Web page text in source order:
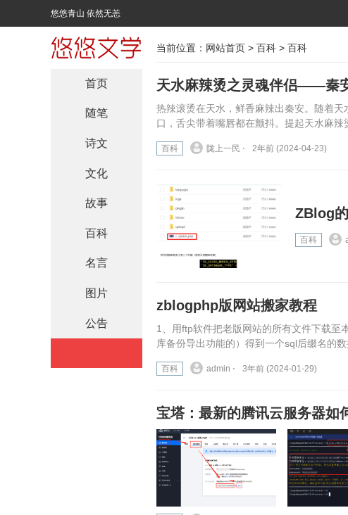
悠悠青山 依然无恙
当前位置： 网站首页 > 百科 > 百科
天水麻辣烫之灵魂伴侣——秦
热辣滚烫在天水，鲜香麻辣出秦安。随着
口，舌尖带着嘴唇都在颤抖。提起天水麻
百科 陇上一民 ⋅ 2年前 (2024-04-23)
ZBlog
百科
zblogphp版网站搬家教程
1、用ftp软件把老版网站的所有文件下载至
库备份导出功能的）得到一个sql后缀名的
百科 admin ⋅ 3年前 (2024-01-29)
宝塔：最新的腾讯云服务器如
首页
随笔
诗文
文化
故事
百科
名言
图片
公告